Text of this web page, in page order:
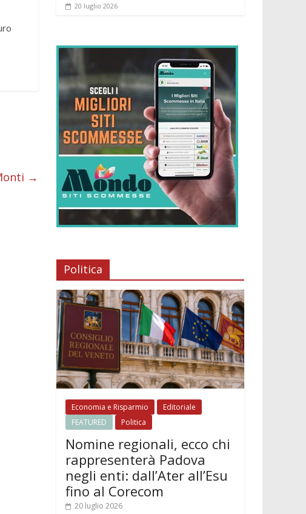
→
20 luglio 2026
Politica
Economia e Risparmio
Editoriale
FEATURED
Politica
Nomine regionali, ecco chi
rappresenterà Padova
negli enti: dall’Ater all’Esu
fino al Corecom
20 luglio 2026